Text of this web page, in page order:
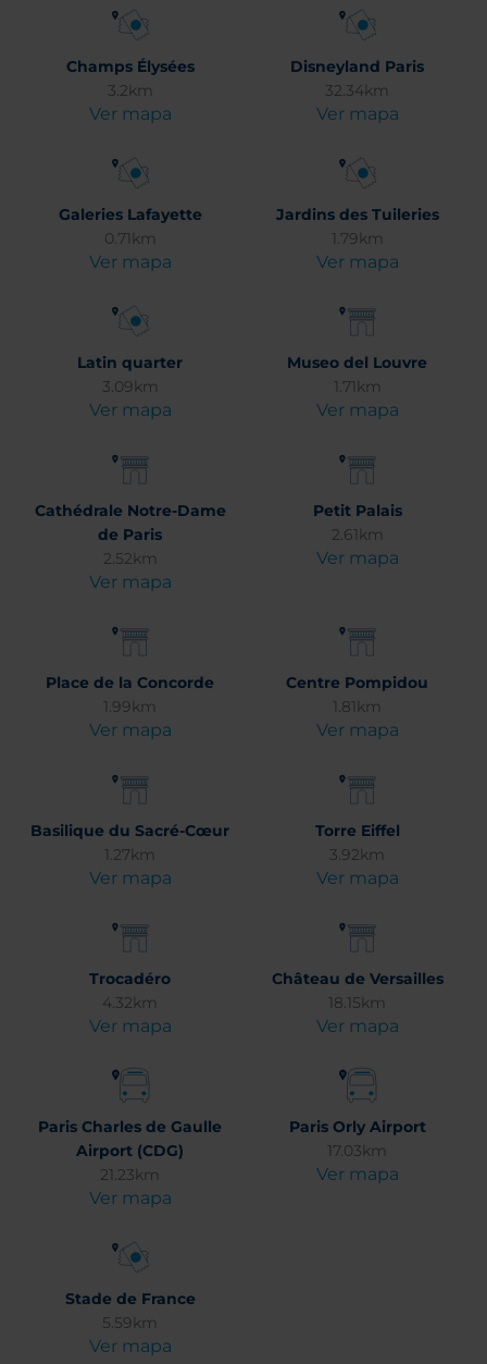
Champs Élysées
3.2km
Ver mapa
Disneyland Paris
32.34km
Ver mapa
Galeries Lafayette
0.71km
Ver mapa
Jardins des Tuileries
1.79km
Ver mapa
Latin quarter
3.09km
Ver mapa
Museo del Louvre
1.71km
Ver mapa
Cathédrale Notre-Dame
de Paris
2.52km
Ver mapa
Petit Palais
2.61km
Ver mapa
Place de la Concorde
1.99km
Ver mapa
Centre Pompidou
1.81km
Ver mapa
Basilique du Sacré-Cœur
1.27km
Ver mapa
Torre Eiffel
3.92km
Ver mapa
Trocadéro
4.32km
Ver mapa
Château de Versailles
18.15km
Ver mapa
Paris Charles de Gaulle
Airport (CDG)
21.23km
Ver mapa
Paris Orly Airport
17.03km
Ver mapa
Stade de France
5.59km
Ver mapa